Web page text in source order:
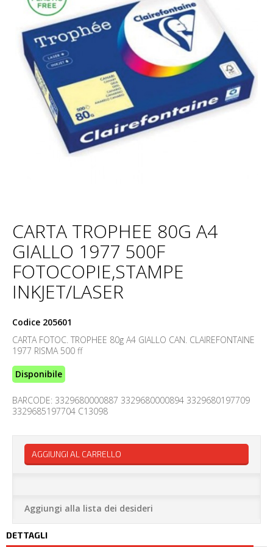
CARTA TROPHEE 80G A4
GIALLO 1977 500F
FOTOCOPIE,STAMPE
INKJET/LASER
Codice 205601
CARTA FOTOC. TROPHEE 80g A4 GIALLO CAN. CLAIREFONTAINE
1977 RISMA 500 ff
Disponibile
BARCODE: 3329680000887 3329680000894 3329680197709
3329685197704 C13098
AGGIUNGI AL CARRELLO
Aggiungi alla lista dei desideri
DETTAGLI